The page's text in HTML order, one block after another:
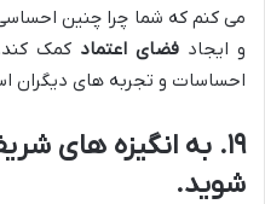
می کنم که شما چرا چنین
و ایجاد فضای اعتماد کمک
احساسات و تجربه های دیگران
۱۹. به انگیزه های
شوید.